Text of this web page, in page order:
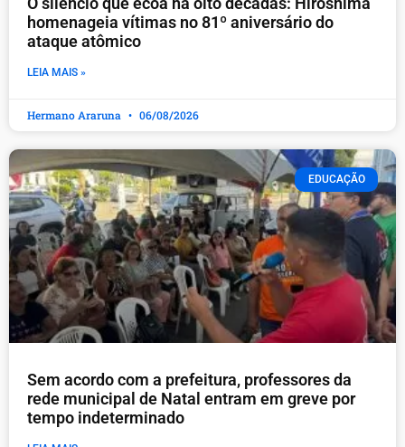
homenageia vítimas no 81º aniversário do
ataque atômico
LEIA MAIS »
Hermano Araruna 06/08/2026
EDUCAÇÃO
​Sem acordo com a prefeitura, professores da
rede municipal de Natal entram em greve por
tempo indeterminado